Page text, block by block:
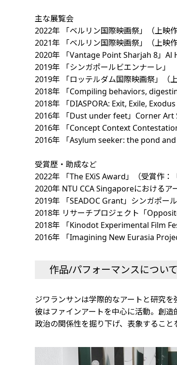
主な展覧会
2022年 「ベルリン国際映画祭」（上映
2021年 「ベルリン国際映画祭」（上映
2020年 「Vantage Point Sharjah 8」Al
2019年 「シンガポールビエンナーレ」
2019年 「ロッテルダム国際映画祭」（
2018年 「Compiling behaviors,
2018年 「DIASPORA: Exit, Exile,
2016年 「Dust under feet」Corner Art
2016年 「Concept Context
2016年 「Asylum seeker: the pond
受賞歴・助成など
2022年 「The EXiS Award」（受賞作
2020年 NTU CCA Singaporeにおけるア
2019年 「SEADOC Grant」シンガポー
2018年 リサーチプロジェクト「
2018年 「Kinodot Experimental Film
2016年 「Imagining New Eurasia
作品/パフォーマンスについて
ジワランサンは学際的なアートと研究
彼はファインアートを中心に活動。創
政治の関係性を掘り下げ、表象すること